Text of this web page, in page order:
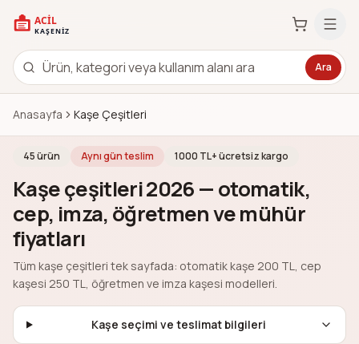
Ara
Anasayfa Kaşe Çeşitleri
45ürün Aynı gün teslim 1000 TL+ ücretsiz kargo
Kaşe çeşitleri 2026 — otomatik,
cep, imza, öğretmen ve mühür
fiyatları
Tüm kaşe çeşitleri tek sayfada: otomatik kaşe 200 TL, cep
kaşesi 250 TL, öğretmen ve imza kaşesi modelleri.
Kaşe seçimi ve teslimat bilgileri